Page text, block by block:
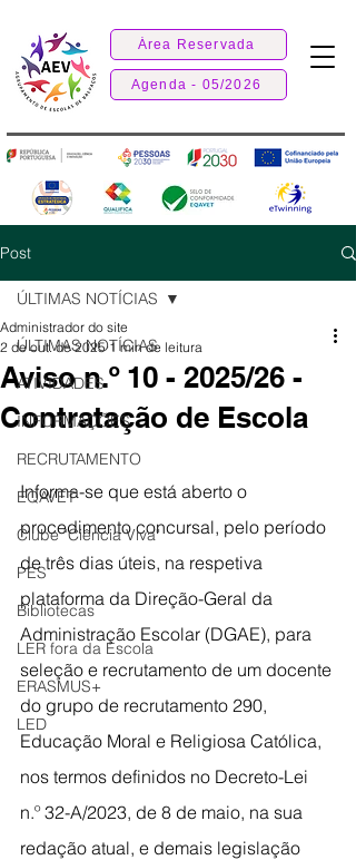
Área Reservada
Agenda - 05/2026
Post
ÚLTIMAS NOTÍCIAS
ATIVIDADES
INFORMAÇÕES
RECRUTAMENTO
EQAVET
Clube "Ciência Viva"
PES
Bibliotecas
LER fora da Escola
ERASMUS+
LED
ÚLTIMAS NOTÍCIAS
Aviso n.º 10 - 2025/26 -
Contratação de Escola
Administrador do site
2 de out. de 2025 1 min de leitura
Informa-se que está aberto o
procedimento concursal, pelo período
de três dias úteis, na respetiva
plataforma da Direção-Geral da
Administração Escolar (DGAE), para
seleção e recrutamento de um docente
do grupo de recrutamento 290,
Educação Moral e Religiosa Católica,
nos termos definidos no Decreto-Lei
n.º 32-A/2023, de 8 de maio, na sua
redação atual, e demais legislação